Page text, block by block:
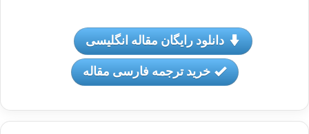
دانلود رایگان مقاله انگلیسی
خرید ترجمه فارسی مقاله